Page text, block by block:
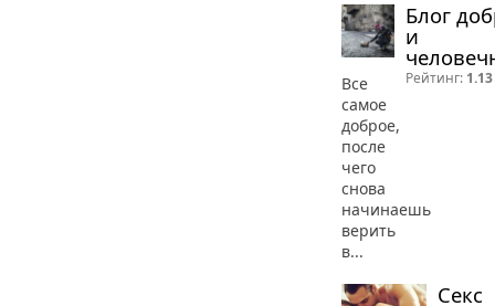
Блог
и
Все
самое
доброе,
после
чего
снова
начинаешь
верить
в...
Рейтинг: 1.13
Секс